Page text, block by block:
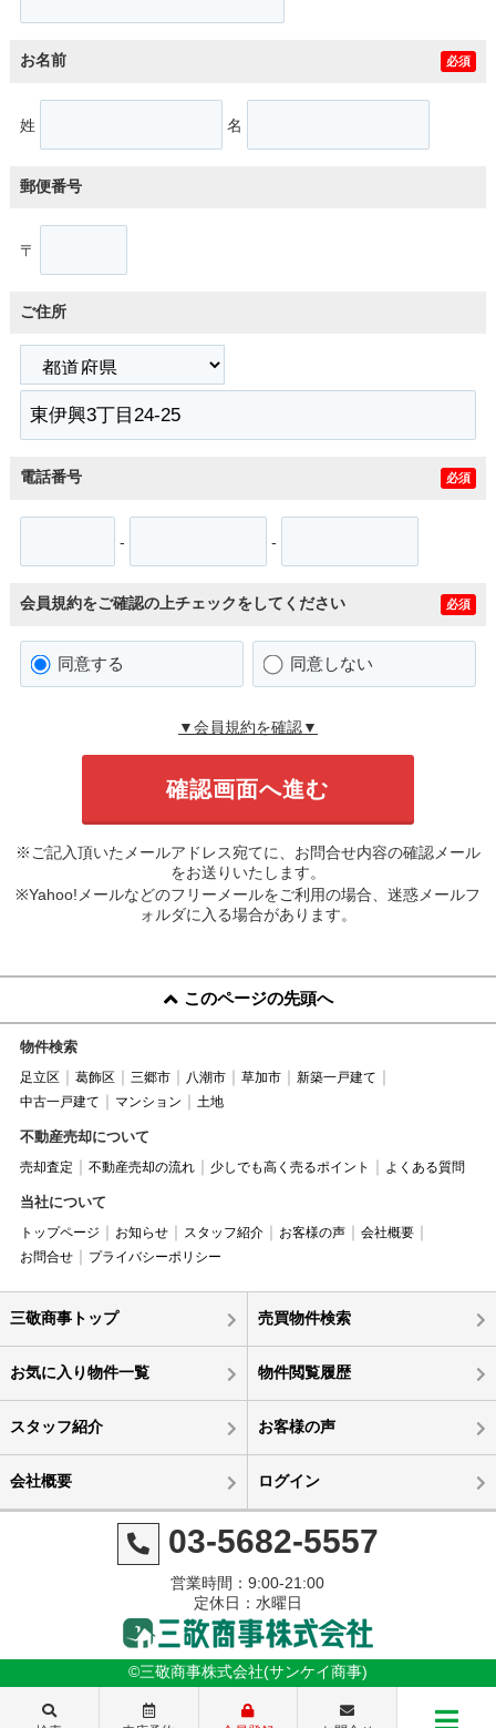
お名前 必須
姓 名
郵便番号
〒
ご住所
電話番号 必須
- -
会員規約をご確認の上チェックをしてください 必須
同意する 同意しない
▼会員規約を確認▼
※ご記入頂いたメールアドレス宛てに、お問合せ内容の確認メール
をお送りいたします。
※Yahoo!メールなどのフリーメールをご利用の場合、迷惑メールフ
ォルダに入る場合があります。
このページの先頭へ
物件検索
足立区 葛飾区 三郷市 八潮市 草加市
新築一戸建て
中古一戸建て
マンション 土地
不動産売却について
売却査定 不動産売却の流れ 少しでも高く売るポイント よくある質問
当社について
トップページ お知らせ スタッフ紹介 お客様の声
会社概要
お問合せ
プライバシーポリシー
三敬商事トップ 売買物件検索
お気に入り物件一覧 物件閲覧履歴
スタッフ紹介 お客様の声
会社概要 ログイン
03-5682-5557
営業時間：9:00-21:00
定休日：水曜日
©三敬商事株式会社(サンケイ商事)